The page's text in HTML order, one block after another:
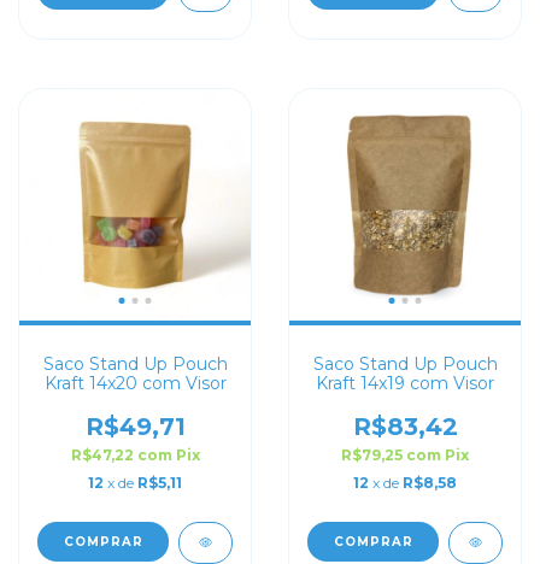
Saco Stand Up Pouch
Kraft 14x20 com Visor
R$49,71
R$47,22 com Pix
12 x de R$5,11
COMPRAR
Saco Stand Up Pouch
Kraft 14x19 com Visor
R$83,42
R$79,25 com Pix
12 x de R$8,58
COMPRAR